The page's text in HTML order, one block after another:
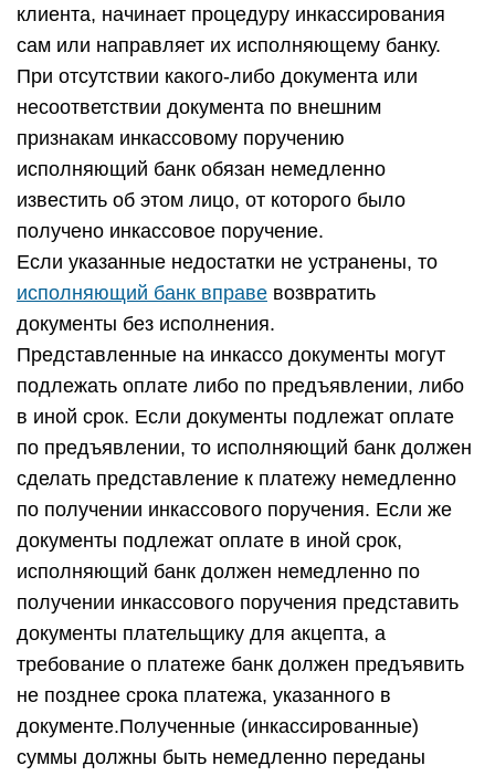
клиента, начинает процедуру инкассирования
сам или направляет их исполняющему банку.
При отсутствии какого-либо документа или
несоответствии документа по внешним
признакам инкассовому поручению
исполняющий банк обязан немедленно
известить об этом лицо, от которого было
получено инкассовое поручение.
Если указанные недостатки не устранены, то
исполняющий банк вправе возвратить
документы без исполнения.
Представленные на инкассо документы могут
подлежать оплате либо по предъявлении, либо
в иной срок. Если документы подлежат оплате
по предъявлении, то исполняющий банк должен
сделать представление к платежу немедленно
по получении инкассового поручения. Если же
документы подлежат оплате в иной срок,
исполняющий банк должен немедленно по
получении инкассового поручения представить
документы плательщику для акцепта, а
требование о платеже банк должен предъявить
не позднее срока платежа, указанного в
документе.Полученные (инкассированные)
суммы должны быть немедленно переданы